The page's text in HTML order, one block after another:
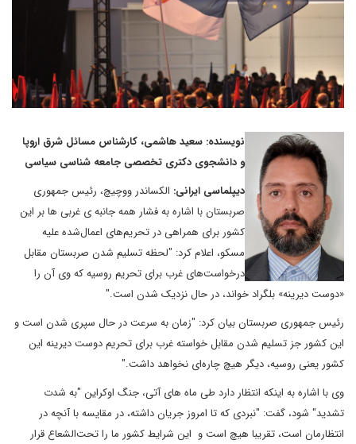
نویسنده: سعید هاشمی، کارشناس مسائل شرق اروپا
و دانشجوی دکتری تخصصی جامعه شناسی سیاسی
دیپلماسی ایرانی: الکساندر ووچیچ، رئیس جمهوری
صربستان با اشاره به فشار همه جانبه ی غربی ها بر این
کشور برای همراهی در تحریم‌های اعمال‌شده علیه
مسکو، اعلام کرد: "لحظه تسلیم شدن صربستان مقابل
درخواست‌های غرب برای تحریم روسیه که وی آن را
«دوست دیرینه» بلگراد خواند، در حال نزدیک شدن است."
رئیس جمهوری صربستان بیان کرد: "زمان به سرعت در حال سپری شدن است و
این کشور جز تسلیم شدن مقابل خواسته غرب برای تحریم دوست دیرینه‌ این
کشور یعنی روسیه، دیگر هیچ چاره‌ای نخواهد داشت."
وی با اشاره به اینکه انتظار دارد طی ماه های آتی، جنگ اوکراین "به شدت
تشدید" شود، گفت: "نبردی که تا امروز جریان داشته، در مقایسه با آنچه در
انتظارمان است، تقریبا هیچ است و این شرایط کشور ما را تحت‌الشعاع قرار